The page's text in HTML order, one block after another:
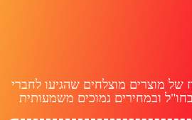
של מוצרים מוצלחים שהגיעו לחברי
ובמחירים נמוכים משמעותית